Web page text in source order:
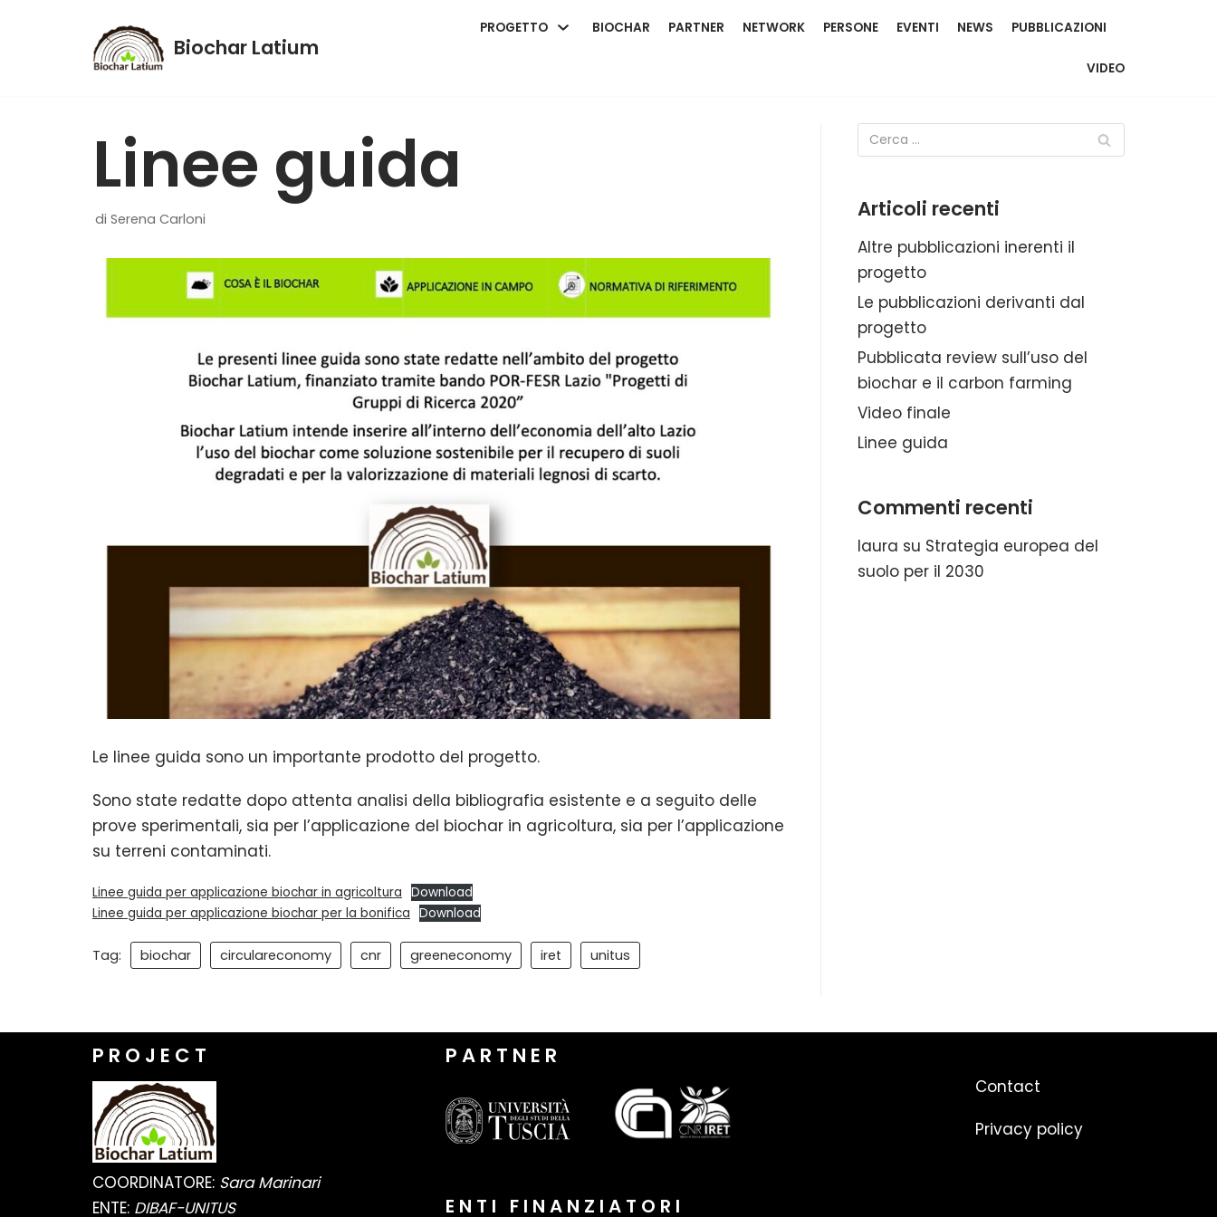
Biochar Latium
PROGETTO BIOCHAR PARTNER NETWORK PERSONE EVENTI NEWS PUBBLICAZIONI
VIDEO
Linee guida
di Serena Carloni
Le linee guida sono un importante prodotto del progetto.
Sono state redatte dopo attenta analisi della bibliografia esistente e a seguito delle
prove sperimentali, sia per l’applicazione del biochar in agricoltura, sia per l’applicazione
su terreni contaminati.
Linee guida per applicazione biochar in agricoltura Download
Linee guida per applicazione biochar per la bonifica Download
Tag: biochar circulareconomy cnr greeneconomy iret unitus
Articoli recenti
Altre pubblicazioni inerenti il
progetto
Le pubblicazioni derivanti dal
progetto
Pubblicata review sull’uso del
biochar e il carbon farming
Video finale
Linee guida
Commenti recenti
laura su Strategia europea del
suolo per il 2030
P R O J E C T
COORDINATORE: Sara Marinari
ENTE: DIBAF-UNITUS
P A R T N E R
E N T I F I N A N Z I A T O R I
Contact
Privacy policy